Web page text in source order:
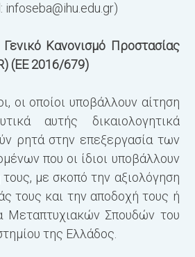
infoseba@ihu.edu.gr)
Κανονισμό Προστασίας
(EE 2016/679)
οι οποίοι υποβάλλουν αίτηση
αυτής δικαιολογητικά
ρητά στην επεξεργασία των
που οι ίδιοι υποβάλλουν
τους, με σκοπό την αξιολόγηση
τους και την αποδοχή τους ή
Μεταπτυχιακών Σπουδών του
της Ελλάδος.